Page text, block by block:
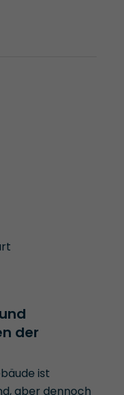
der
ist
aber dennoch